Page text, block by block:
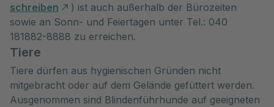
schreiben
) ist auch außerhalb der Bürozeiten
sowie an Sonn- und Feiertagen unter Tel.: 040
181882-8888 zu erreichen.
Tiere
Tiere dürfen aus hygienischen Gründen nicht
mitgebracht oder auf dem Gelände gefüttert werden.
Ausgenommen sind Blindenführhunde auf geeigneten